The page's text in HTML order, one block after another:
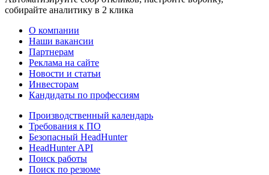
собирайте аналитику в 2 клика
О компании
Наши вакансии
Партнерам
Реклама на сайте
Новости и статьи
Инвесторам
Кандидаты по профессиям
Производственный календарь
Требования к ПО
Безопасный HeadHunter
HeadHunter API
Поиск работы
Поиск по резюме